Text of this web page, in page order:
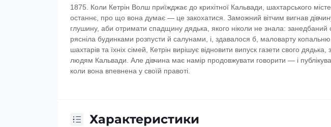
1875. Коли Кетрін Волш приїжджає до крихітної Кальвади, шахтарського
останнє, про що вона думає — це закохатися. Заможний вітчим вигнав
глушину, аби отримати спадщину дядька, якого ніколи не знала: занедбаний
рясніла будинками розпусти й салунами, і, здавалося б, маловарту
шахтарів та їхніх сімей, Кетрін вирішує відновити випуск газети свого
людям Кальвади. Але дівчина має намір продовжувати говорити — і
коли вона впевнена у своїй правоті.
Характеристики